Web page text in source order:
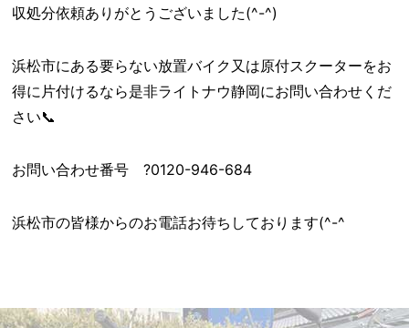
収処分依頼ありがとうございました(^-^)
浜松市にある要らない放置バイク又は原付スクーターをお
得に片付けるなら是非ライトナウ静岡にお問い合わせくだ
さい📞
お問い合わせ番号 ?0120-946-684
浜松市の皆様からのお電話お待ちしております(^-^ゞ